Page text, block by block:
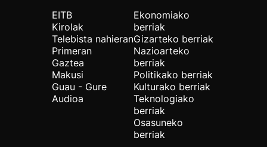
EITB
Kirolak
Telebista nahieran
Primeran
Gaztea
Makusi
Guau - Gure
Audioa
Ekonomiako
berriak
Gizarteko berriak
Nazioarteko
berriak
Politikako berriak
Kulturako berriak
Teknologiako
berriak
Osasuneko
berriak